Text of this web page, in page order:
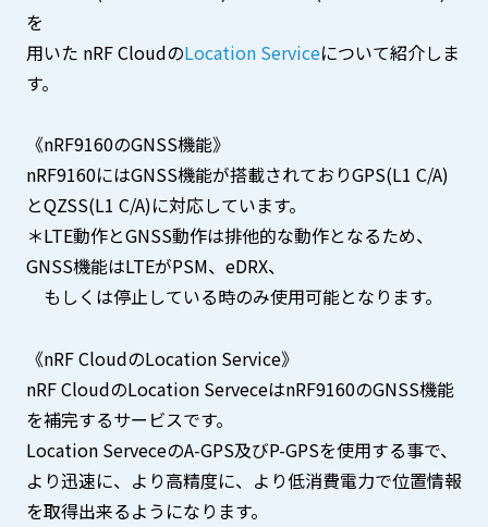
を
用いた nRF CloudのLocation Serviceについて紹介しま
す。
《nRF9160のGNSS機能》
nRF9160にはGNSS機能が搭載されておりGPS(L1 C/A)
とQZSS(L1 C/A)に対応しています。
＊LTE動作とGNSS動作は排他的な動作となるため、
GNSS機能はLTEがPSM、eDRX、
もしくは停止している時のみ使用可能となります。
《nRF CloudのLocation Service》
nRF CloudのLocation ServeceはnRF9160のGNSS機能
を補完するサービスです。
Location ServeceのA-GPS及びP-GPSを使用する事で、
より迅速に、より高精度に、より低消費電力で位置情報
を取得出来るようになります。